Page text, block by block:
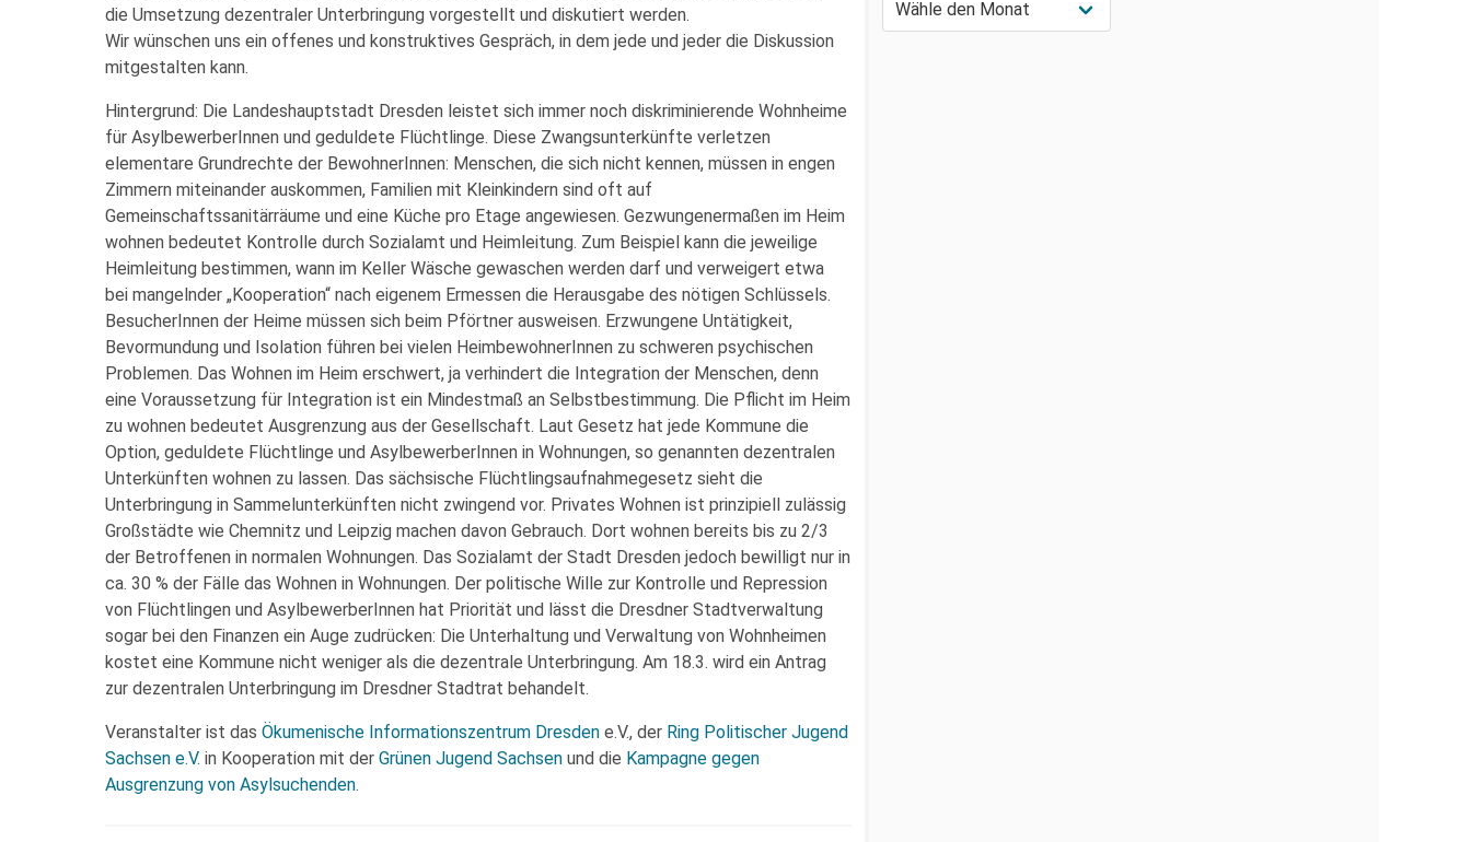
die Umsetzung dezentraler Unterbringung vorgestellt und diskutiert werden.
Wir wünschen uns ein offenes und konstruktives Gespräch, in dem jede und jeder die Diskussion
mitgestalten kann.
Hintergrund: Die Landeshauptstadt Dresden leistet sich immer noch diskriminierende Wohnheime
für AsylbewerberInnen und geduldete Flüchtlinge. Diese Zwangsunterkünfte verletzen
elementare Grundrechte der BewohnerInnen: Menschen, die sich nicht kennen, müssen in engen
Zimmern miteinander auskommen, Familien mit Kleinkindern sind oft auf
Gemeinschaftssanitärräume und eine Küche pro Etage angewiesen. Gezwungenermaßen im Heim
wohnen bedeutet Kontrolle durch Sozialamt und Heimleitung. Zum Beispiel kann die jeweilige
Heimleitung bestimmen, wann im Keller Wäsche gewaschen werden darf und verweigert etwa
bei mangelnder „Kooperation“ nach eigenem Ermessen die Herausgabe des nötigen Schlüssels.
BesucherInnen der Heime müssen sich beim Pförtner ausweisen. Erzwungene Untätigkeit,
Bevormundung und Isolation führen bei vielen HeimbewohnerInnen zu schweren psychischen
Problemen. Das Wohnen im Heim erschwert, ja verhindert die Integration der Menschen, denn
eine Voraussetzung für Integration ist ein Mindestmaß an Selbstbestimmung. Die Pflicht im Heim
zu wohnen bedeutet Ausgrenzung aus der Gesellschaft. Laut Gesetz hat jede Kommune die
Option, geduldete Flüchtlinge und AsylbewerberInnen in Wohnungen, so genannten dezentralen
Unterkünften wohnen zu lassen. Das sächsische Flüchtlingsaufnahmegesetz sieht die
Unterbringung in Sammelunterkünften nicht zwingend vor. Privates Wohnen ist prinzipiell zulässig
Großstädte wie Chemnitz und Leipzig machen davon Gebrauch. Dort wohnen bereits bis zu 2/3
der Betroffenen in normalen Wohnungen. Das Sozialamt der Stadt Dresden jedoch bewilligt nur in
ca. 30 % der Fälle das Wohnen in Wohnungen. Der politische Wille zur Kontrolle und Repression
von Flüchtlingen und AsylbewerberInnen hat Priorität und lässt die Dresdner Stadtverwaltung
sogar bei den Finanzen ein Auge zudrücken: Die Unterhaltung und Verwaltung von Wohnheimen
kostet eine Kommune nicht weniger als die dezentrale Unterbringung. Am 18.3. wird ein Antrag
zur dezentralen Unterbringung im Dresdner Stadtrat behandelt.
Veranstalter ist das Ökumenische Informationszentrum Dresden e.V., der Ring Politischer Jugend
Sachsen e.V. in Kooperation mit der Grünen Jugend Sachsen und die Kampagne gegen
Ausgrenzung von Asylsuchenden.